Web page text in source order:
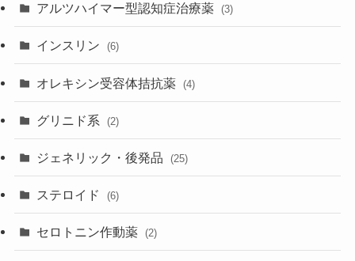
アルツハイマー型認知症治療薬 (3)
インスリン (6)
オレキシン受容体拮抗薬 (4)
グリニド系 (2)
ジェネリック・後発品 (25)
ステロイド (6)
セロトニン作動薬 (2)